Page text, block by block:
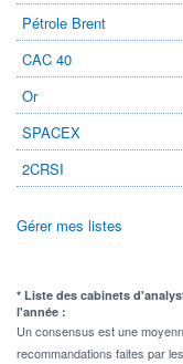
Pétrole Brent
CAC 40
Or
SPACEX
2CRSI
Gérer mes listes
* Liste des cabinets
l'année :
Un consensus est une
recommandations faites par